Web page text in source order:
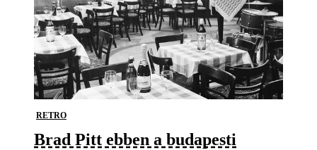
RETRO
Brad Pitt ebben a budapesti